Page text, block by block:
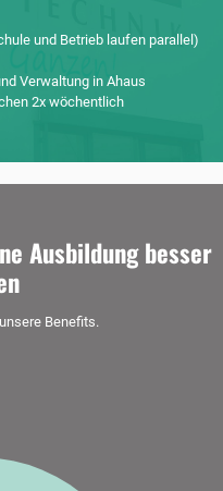
und Betrieb laufen parallel)
Verwaltung in Ahaus
2x wöchentlich
Ausbildung besser
Benefits.